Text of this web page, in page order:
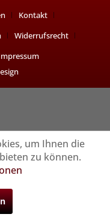
Kontakt
Widerrufsrecht
um Ihnen die
zu können.